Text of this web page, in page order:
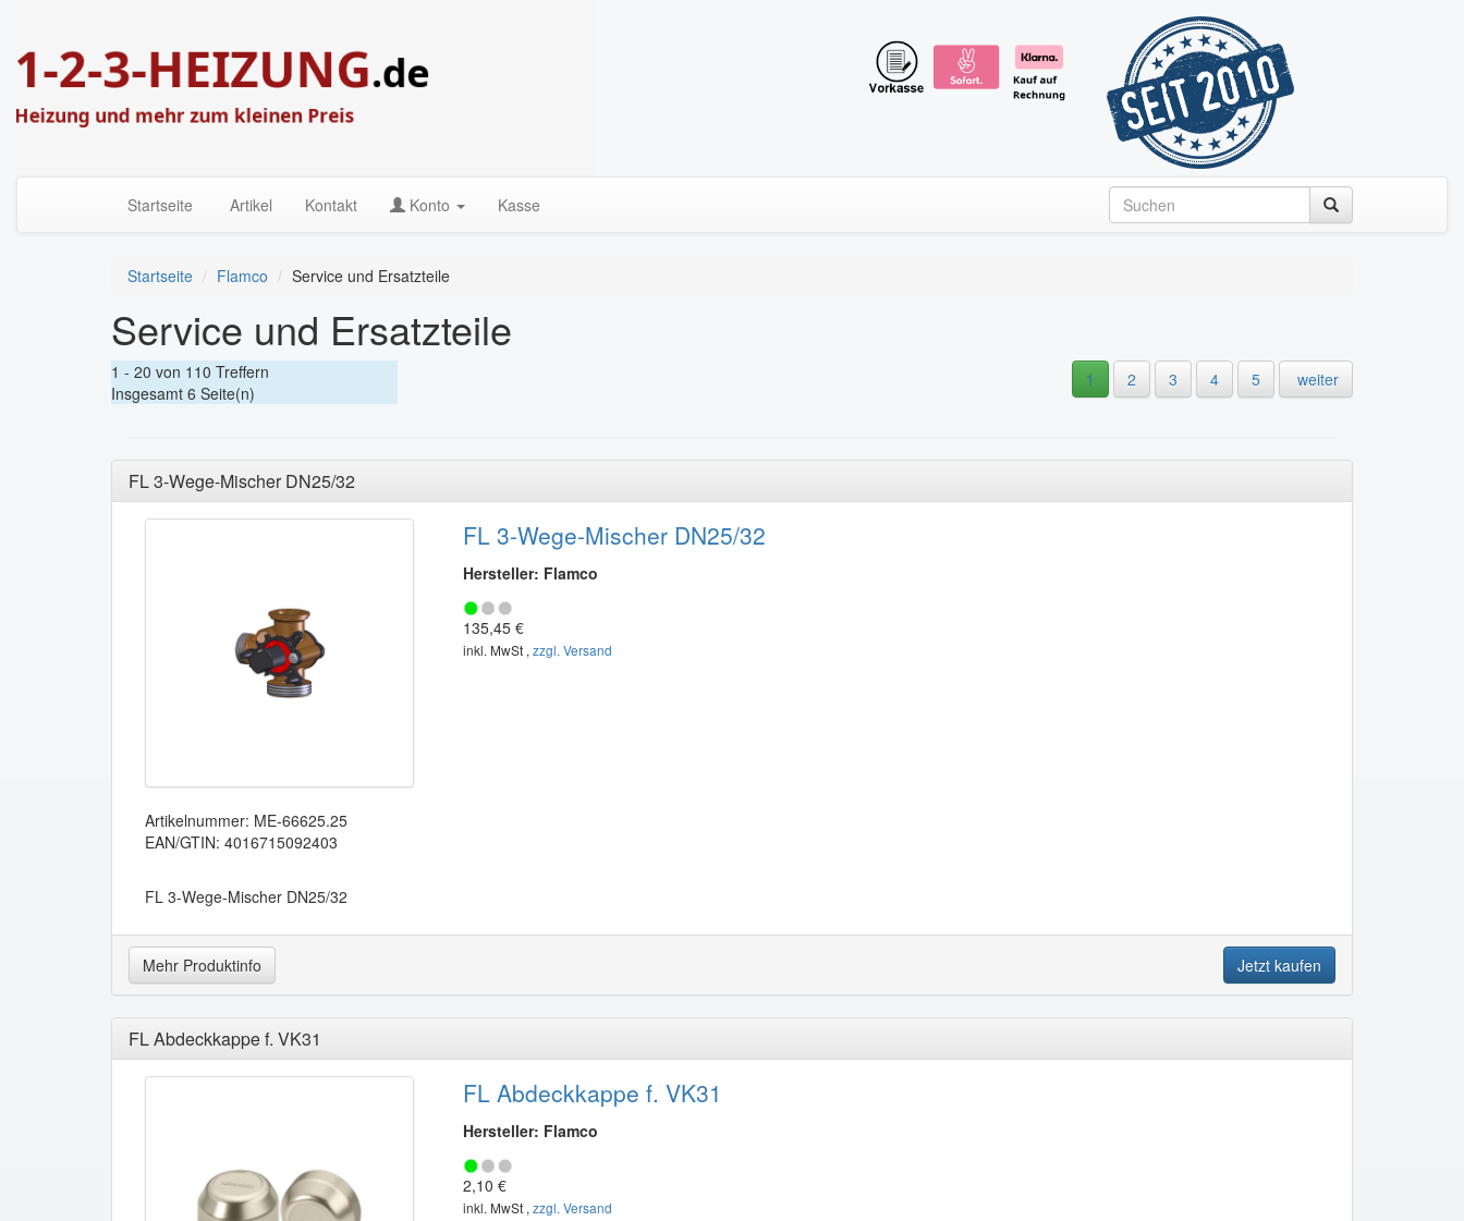
Startseite Artikel Kontakt Konto Kasse
Startseite Flamco Service und Ersatzteile
Service und Ersatzteile
1 - 20 von 110 Treffern
Insgesamt 6 Seite(n)
1 2 3 4 5 weiter
FL 3-Wege-Mischer DN25/32
Artikelnummer: ME-66625.25
EAN/GTIN: 4016715092403
FL 3-Wege-Mischer DN25/32
Hersteller: Flamco
135,45 €
inkl. MwSt , zzgl. Versand
FL 3-Wege-Mischer DN25/32
Mehr Produktinfo Jetzt kaufen
FL Abdeckkappe f. VK31
FL Abdeckkappe f. VK31
Hersteller: Flamco
2,10 €
inkl. MwSt , zzgl. Versand